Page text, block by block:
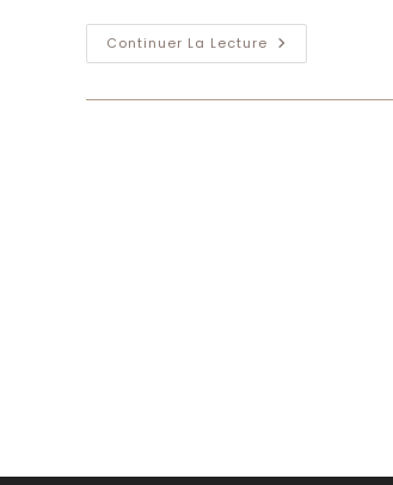
Continuer La Lecture Salon
Du
Fête